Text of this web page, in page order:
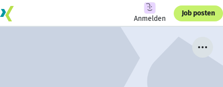
Anmelden
Job posten